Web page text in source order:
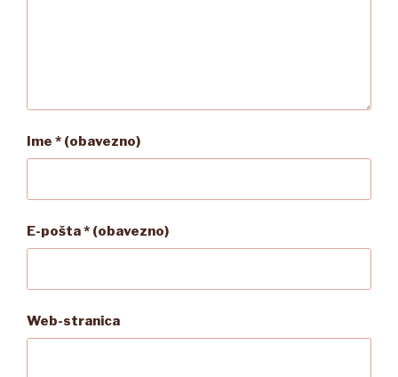
Ime * (obavezno)
E-pošta* (obavezno)
Web-stranica